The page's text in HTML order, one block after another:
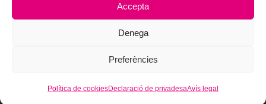
Accepta
Denega
Preferències
Política de cookiesDeclaració de privadesaAvís legal
© 2026 Hub Theme. All rights reserved.